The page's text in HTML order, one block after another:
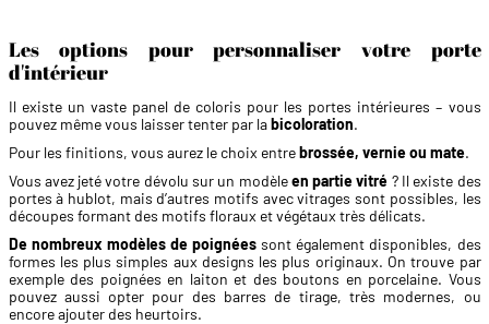
Les options pour personnaliser votre porte
d'intérieur
Il existe un vaste panel de coloris pour les portes intérieures – vous
pouvez même vous laisser tenter par labicoloration.
Pour les finitions, vous aurez le choix entrebrossée, vernie ou mate.
Vous avez jeté votre dévolu sur un modèleen partie vitré ? Il existe des
portes à hublot, mais d’autres motifs avec vitrages sont possibles, les
découpes formant des motifs floraux et végétaux très délicats.
De nombreux modèles de poignéessont également disponibles, des
formes les plus simples aux designs les plus originaux. On trouve par
exemple des poignées en laiton et des boutons en porcelaine. Vous
pouvez aussi opter pour des barres de tirage, très modernes, ou
encore ajouter des heurtoirs.